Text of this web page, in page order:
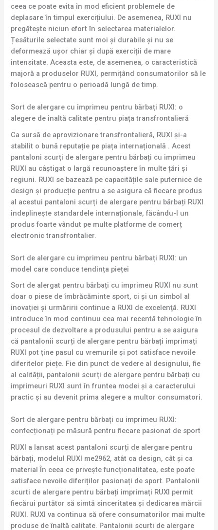
ceea ce poate evita în mod eficient problemele de
deplasare în timpul exercițiului. De asemenea, RUXI nu
pregătește niciun efort în selectarea materialelor.
Țesăturile selectate sunt moi și durabile și nu se
deformează ușor chiar și după exerciții de mare
intensitate. Aceasta este, de asemenea, o caracteristică
majoră a produselor RUXI, permițând consumatorilor să le
folosească pentru o perioadă lungă de timp.
Sort de alergare cu imprimeu pentru bărbați RUXI: o
alegere de înaltă calitate pentru piața transfrontalieră
Ca sursă de aprovizionare transfrontalieră, RUXI și-a
stabilit o bună reputație pe piața internațională . Acest
pantaloni scurți de alergare pentru bărbați cu imprimeu
RUXI au câștigat o largă recunoaștere în multe țări și
regiuni. RUXI se bazează pe capacitățile sale puternice de
design și producție pentru a se asigura că fiecare produs
al acestui pantaloni scurți de alergare pentru bărbați RUXI
îndeplinește standardele internaționale, făcându-l un
produs foarte vândut pe multe platforme de comerț
electronic transfrontalier.
Sort de alergare cu imprimeu pentru bărbați RUXI: un
model care conduce tendința pieței
Sort de alergat pentru bărbați cu imprimeu RUXI nu sunt
doar o piese de îmbrăcăminte sport, ci și un simbol al
inovației și urmăririi continue a RUXI de excelenţă. RUXI
introduce în mod continuu cea mai recentă tehnologie în
procesul de dezvoltare a produsului pentru a se asigura
că pantalonii scurți de alergare pentru bărbați imprimați
RUXI pot ține pasul cu vremurile și pot satisface nevoile
diferitelor piețe. Fie din punct de vedere al designului, fie
al calității, pantalonii scurți de alergare pentru bărbați cu
imprimeuri RUXI sunt în fruntea modei și a caracterului
practic și au devenit prima alegere a multor consumatori.
Sort de alergare pentru bărbați cu imprimeu RUXI:
confecționați pe măsură pentru fiecare pasionat de sport
RUXI a lansat acest pantaloni scurți de alergare pentru
bărbați, modelul RUXI me2962, atât ca design, cât și ca
material În ceea ce privește funcționalitatea, este poate
satisface nevoile diferiților pasionați de sport. Pantalonii
scurti de alergare pentru bărbați imprimați RUXI permit
fiecărui purtător să simtă sinceritatea și dedicarea mărcii
RUXI. RUXI va continua să ofere consumatorilor mai multe
produse de înaltă calitate. Pantalonii scurti de alergare